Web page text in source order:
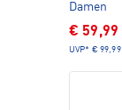
Damen
€ 59,99
UVP* € 99,99